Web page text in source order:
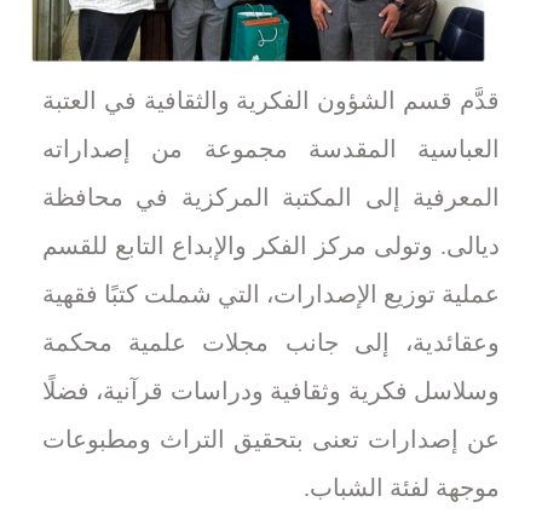
قدَّم قسم الشؤون الفكرية والثقافية في العتبة
العباسية المقدسة مجموعة من إصداراته
المعرفية إلى المكتبة المركزية في محافظة
ديالى. وتولى مركز الفكر والإبداع التابع للقسم
عملية توزيع الإصدارات، التي شملت كتبًا فقهية
وعقائدية، إلى جانب مجلات علمية محكمة
وسلاسل فكرية وثقافية ودراسات قرآنية، فضلًا
عن إصدارات تعنى بتحقيق التراث ومطبوعات
موجهة لفئة الشباب.